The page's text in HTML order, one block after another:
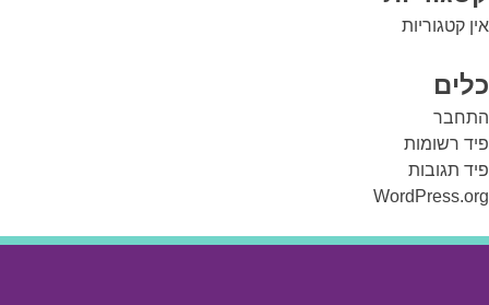
אין קטגוריות
כלים
התחבר
פיד רשומות
פיד תגובות
WordPress.org